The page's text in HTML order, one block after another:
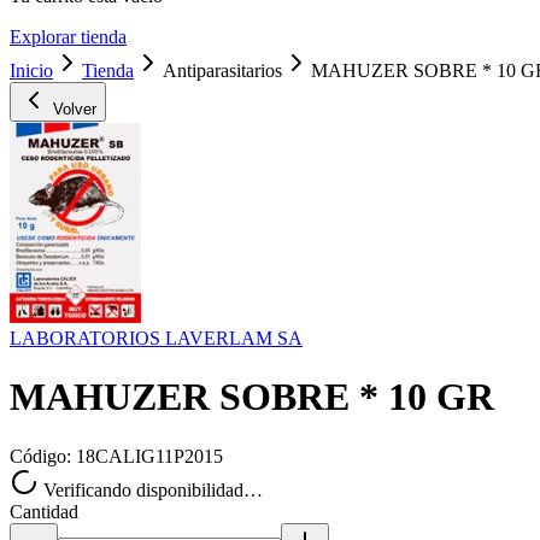
Explorar tienda
Inicio
Tienda Antiparasitarios MAHUZER SOBRE * 10
Volver
LABORATORIOS LAVERLAM SA
MAHUZER SOBRE * 10 GR
Código: 18CALIG11P2015
Verificando disponibilidad…
Cantidad